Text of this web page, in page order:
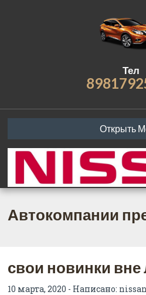
Тел
Открыть
Автокомпании
свои новинки вне
10 марта, 2020 - Написано: